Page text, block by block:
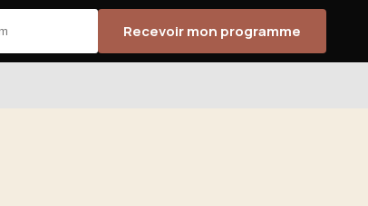
Recevoir mon programme